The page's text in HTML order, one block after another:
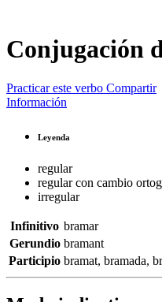
Conjugación
Practicar este verbo Compartir
Información
Leyenda
regular
regular con cambio
irregular
Infinitivo bramar
Gerundio bramant
Participio bramat, bramada,